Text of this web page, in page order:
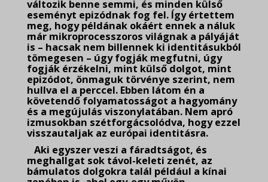
változik benne semmi, és minden külső
eseményt epizódnak fog fel. Így értettem
meg, hogy példának okáért ennek a náluk
már mikroprocesszoros világnak a pályáját
is – hacsak nem billennek ki identitásukból
tömegesen – úgy fogják megfutni, úgy
fogják érzékelni, mint külső dolgot, mint
epizódot, önmaguk törvénye szerint, nem
hullva el a perccel. Ebben látom én a
követendő folyamatosságot a hagyomány
és a megújulás viszonylatában. Nem apró
izmusokban szétforgácsolódva, hogy ezzel
visszautaljak az európai identitásra.
Aki egyszer veszi a fáradtságot, és
meghallgat sok távol-keleti zenét, az
bámulatos dolgokra talál például a kínai